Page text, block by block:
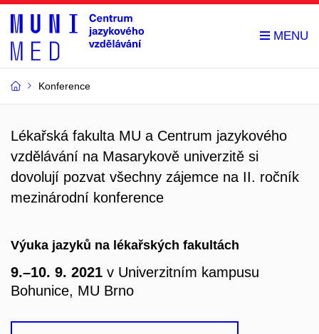
Konference
Lékařská fakulta MU a Centrum jazykového
vzdělávání na Masarykově univerzitě si
dovolují pozvat všechny zájemce na II. ročník
mezinárodní konference
Výuka jazyků na lékařských fakultách
9.–10. 9. 2021 v Univerzitním kampusu
Bohunice, MU Brno